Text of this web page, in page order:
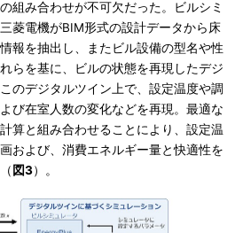
組み合わせが不可欠だった。ビルシミ
菱電機がBIM形式の設計データから床
報を抽出し、またビル設備の型名や性
らを基に、ビルの状態を再現したデジ
のデジタルツイン上で、設定温度や調
び在室人数の変化などを再現。最適な
算と組み合わせることにより、設定温
および、消費エネルギー量と快適性を
図3）。